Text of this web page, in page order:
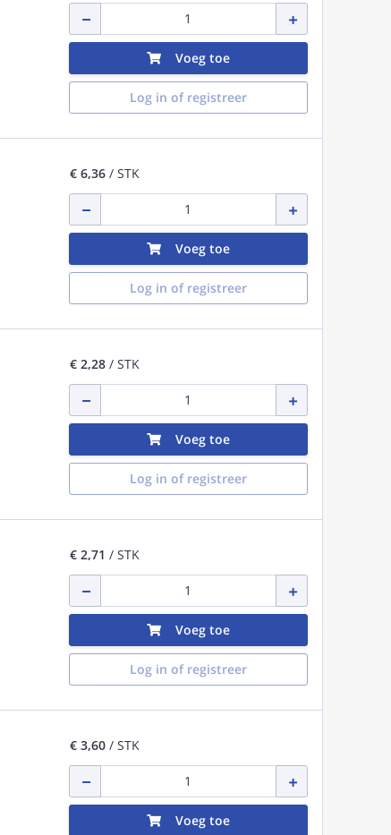
Voeg toe
Log in of registreer
€ 6,36/ STK
Voeg toe
Log in of registreer
€ 2,28/ STK
Voeg toe
Log in of registreer
€ 2,71 / STK
Voeg toe
Log in of registreer
€ 3,60/ STK
Voeg toe